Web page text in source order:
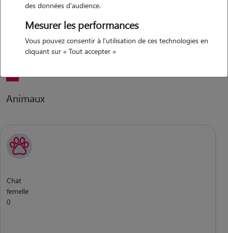
Expérience
j'ai un chat et un lapin à la maison, dont je m'occupe
quotidiennement. je suis donc habituée à prendre soin des animaux,
à les nourrir, les brosser et leur donner de l'attention.
Animaux
Chat
femelle
0
des données d'audience.
Mesurer les performances
Vous pouvez consentir à l'utilisation de ces technologies en
cliquant sur « Tout accepter »